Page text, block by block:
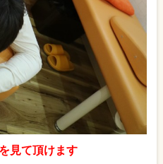
見て頂けます